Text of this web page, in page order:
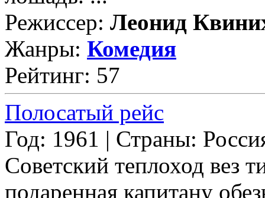
Режиссер: Леонид
Жанры: Комедия
Рейтинг: 57
Полосатый рейс
Год: 1961 | Страны:
Советский теплоход вез
подаренная капитану